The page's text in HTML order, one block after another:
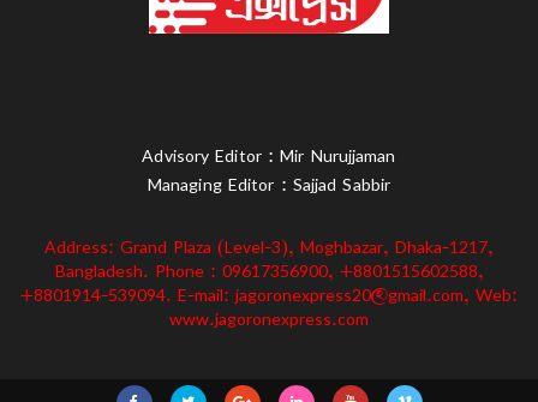
Advisory Editor : Mir Nurujjaman
Managing Editor : Sajjad Sabbir
Address: Grand Plaza (Level-3), Moghbazar, Dhaka-1217,
Bangladesh. Phone : 09617356900, +8801515602588,
+8801914-539094. E-mail: jagoronexpress20@gmail.com, Web:
www.jagoronexpress.com